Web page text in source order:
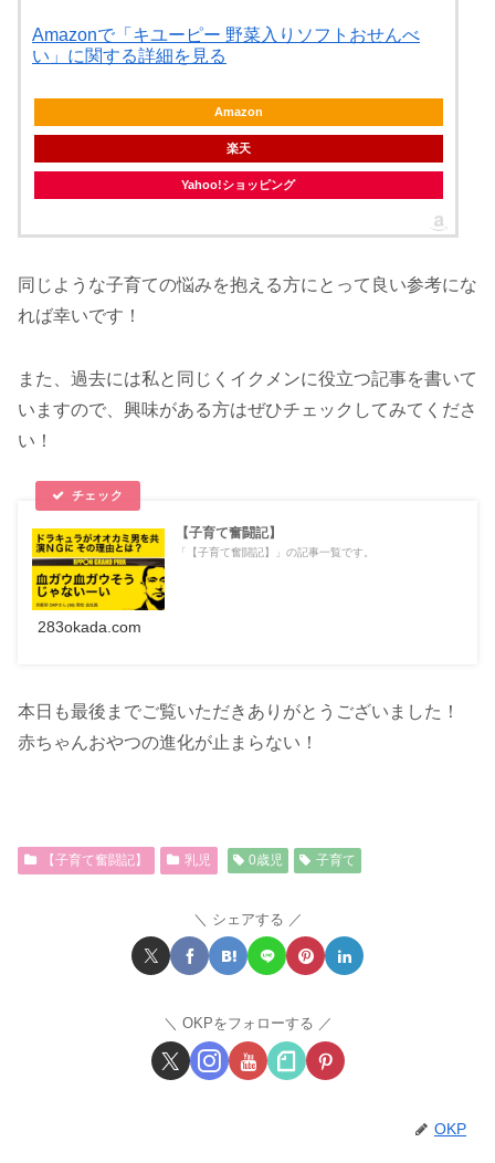
Amazonで「キユーピー 野菜入りソフトおせんべ
い」に関する詳細を見る
Amazon
楽天
Yahoo!ショッピング
同じような子育ての悩みを抱える方にとって良い参考にな
れば幸いです！
また、過去には私と同じくイクメンに役立つ記事を書いて
いますので、興味がある方はぜひチェックしてみてくださ
い！
【子育て奮闘記】
「【子育て奮闘記】」の記事一覧です。
283okada.com
本日も最後までご覧いただきありがとうございました！
赤ちゃんおやつの進化が止まらない！
【子育て奮闘記】 乳児 0歳児 子育て
シェアする
OKPをフォローする
OKP